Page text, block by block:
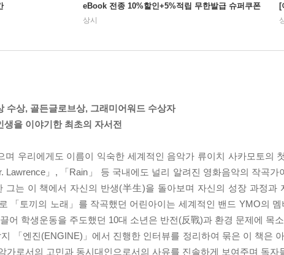
eBook 전종 10%할인+5%적립 무한발급 슈퍼쿠폰
상시
[
수상, 골든글로브상, 그래미어워드 수상자
을 이야기한 최초의 자서전
며 우리에게도 이름이 익숙한 세계적인 음악가 류이치 사카모토의
Lawrence」, 「Rain」 등 국내에도 널리 알려진 영화음악의 작곡
그는 이 책에서 자신의 반생(半生)을 돌아보며 자신의 성장 과정과
「토끼의 노래」를 작곡했던 어린아이는 세계적인 밴드 YMO의
어 학생운동을 주도했던 10대 소년은 반전(反戰)과 환경 문제에 목
「엔진(ENGINE)」에서 진행한 인터뷰를 정리하여 묶은 이 책은
가로서의 고민과 동시대인으로서의 사유를 진솔하게 보여주며 독자